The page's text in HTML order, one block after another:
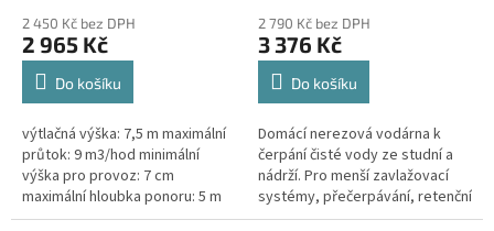
2 450 Kč bez DPH
2 965 Kč
Do košíku
výtlačná výška: 7,5 m maximální
průtok: 9 m3/hod minimální
výška pro provoz: 7 cm
maximální hloubka ponoru: 5 m
pH: 4 - 10 maximální hustota
2 790 Kč bez DPH
3 376 Kč
Do košíku
Domácí nerezová vodárna k
čerpání čisté vody ze studní a
nádrží. Pro menší zavlažovací
systémy, přečerpávání, retenční
nádrže. Jsme výhradní